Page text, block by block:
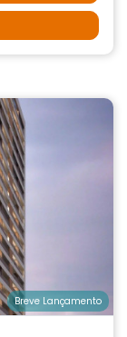
Breve Lançamento